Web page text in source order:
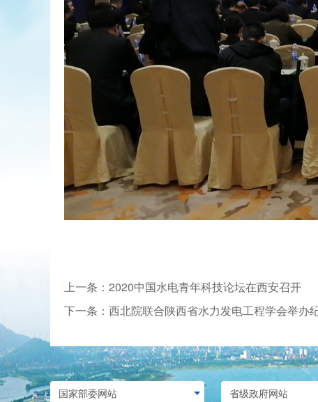
上一条：2020中国水电青年科技论坛在西安召开
下一条：西北院联合陕西省水力发电工程学会举办